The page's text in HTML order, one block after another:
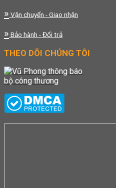
» Vận chuyển - Giao nhận
» Bảo hành - Đổi trả
THEO DÕI CHÚNG TÔI